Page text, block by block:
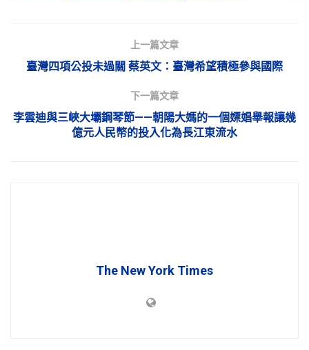
上一篇文章
臺灣四項公投未過關 蔡英文：臺灣希望積極參與國際
下一篇文章
李雲迪與三峽大壩鋼琴節——朝陽大媽的一個嫖娼舉報讓幾
億元人民幣的投入化為長江東流水
The New York Times